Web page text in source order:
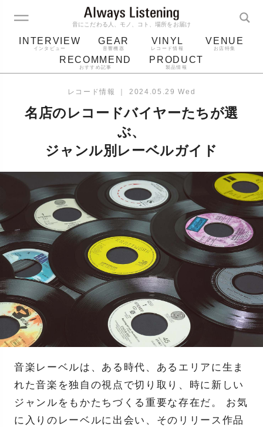
音にこだわる人、モノ、コト、場所をお届け
INTERVIEW
インタビュー
GEAR
音響機器
VINYL
レコード情報
VENUE
お店特集
RECOMMEND
おすすめ記事
PRODUCT
製品情報
レコード針
レコード情報 ｜ 2024.05.29 Wed
名店のレコードバイヤーたちが選
ぶ、
ジャンル別レーベルガイド
音楽レーベルは、ある時代、あるエリアに生ま
れた音楽を独自の視点で切り取り、時に新しい
ジャンルをもかたちづくる重要な存在だ。 お気
に入りのレーベルに出会い、そのリリース作品